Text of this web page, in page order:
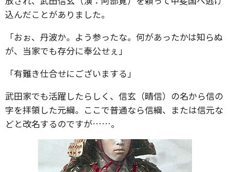
込んだことがありました。
「おぉ、丹波か。よう参ったな。何があったかは知らぬ
が、当家でも存分に奉公せぇ」
「有難き仕合せにございまする」
武田家でも活躍したらしく、信玄（晴信）の名から信の
字を拝領した元綱。ここで普通なら信綱、または信元な
どと改名するのですが……。